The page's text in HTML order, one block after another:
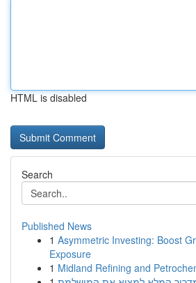
HTML is disabled
Search
Published News
1 Asymmetric Investing: Boost
Exposure
1 Midland Refining and